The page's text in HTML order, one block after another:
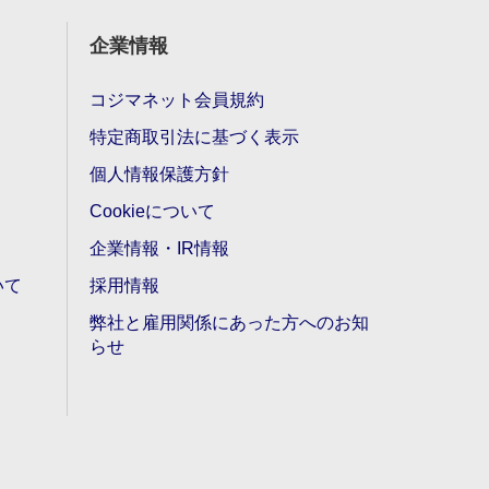
企業情報
コジマネット会員規約
特定商取引法に基づく表示
個人情報保護方針
Cookieについて
企業情報・IR情報
採用情報
弊社と雇用関係にあった方へのお知
らせ